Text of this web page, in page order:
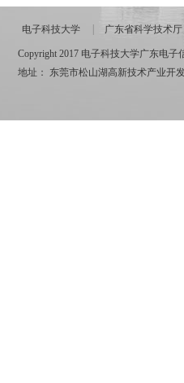
电子科技大学 广东省科学技术厅
Copyright 2017 电子科技大学广东电子
地址： 东莞市松山湖高新技术产业开